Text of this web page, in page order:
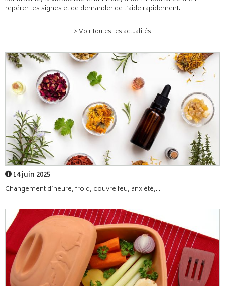
repérer les signes et de demander de l’aide rapidement.
> Voir toutes les actualités
14 juin 2025
Changement d’heure, froid, couvre feu, anxiété,...